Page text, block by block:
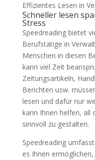
Effizientes Lesen in
Schneller lesen
Stress
Speedreading bietet
Berufstätige in
Menschen in diesen
kann viel Zeit
Zeitungsartikeln,
Berichten usw.
lesen und dafür nur
kann Ihnen helfen, all
sinnvoll zu gestalten.
Speedreading
es Ihnen